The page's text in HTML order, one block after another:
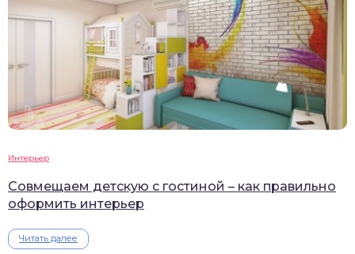
Интерьер
Совмещаем детскую с гостиной – как правильно
оформить интерьер
Читать далее